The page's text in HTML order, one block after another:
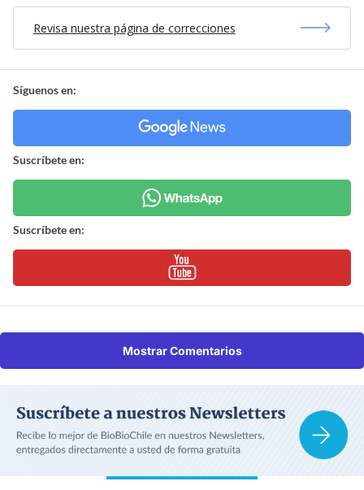
Revisa nuestra página de correcciones
Síguenos en:
Suscríbete en:
Suscríbete en:
Mostrar Comentarios